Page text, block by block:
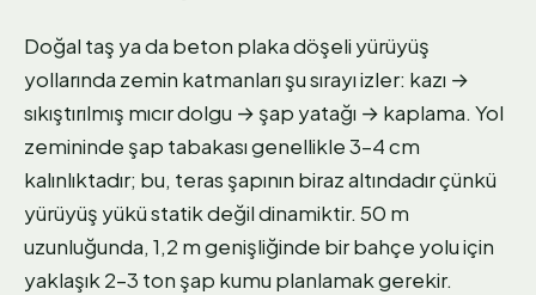
Doğal taş ya da beton plaka döşeli yürüyüş
yollarında zemin katmanları şu sırayı izler: kazı →
sıkıştırılmış mıcır dolgu → şap yatağı → kaplama. Yol
zemininde şap tabakası genellikle 3–4 cm
kalınlıktadır; bu, teras şapının biraz altındadır çünkü
yürüyüş yükü statik değil dinamiktir. 50 m
uzunluğunda, 1,2 m genişliğinde bir bahçe yolu için
yaklaşık 2–3 ton şap kumu planlamak gerekir.